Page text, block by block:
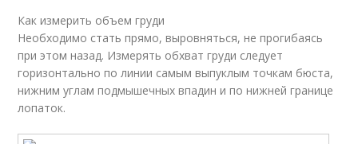
Как измерить объем груди
Необходимо стать прямо, выровняться, не прогибаясь
при этом назад. Измерять обхват груди следует
горизонтально по линии самым выпуклым точкам бюста,
нижним углам подмышечных впадин и по нижней границе
лопаток.